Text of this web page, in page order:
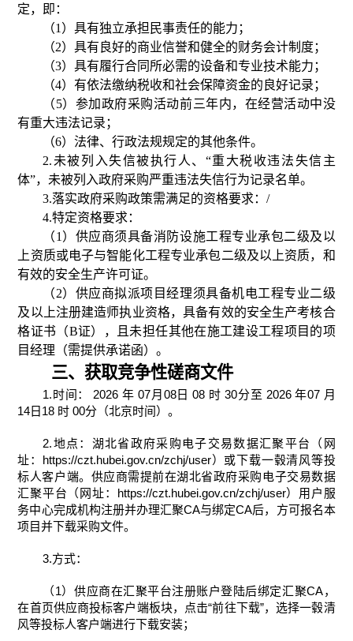
定，即：
（1 ）具有独立承担民事责任的能力；
（2）具有良好的商业信誉和健全的财务会计制度；
（3）具有履行合同所必需的设备和专业技术能力；
（4）有依法缴纳税收和社会保障资金的良好记录；
（5）参加政府采购活动前三年内，在经营活动中没
有重大违法记录；
（6）法律、行政法规规定的其他条件。
2. 未被列入失信被执行人、“重大税收违法失信主
体”，未被列入政府采购严重违法失信行为记录名单。
3.落实政府采购政策需满足的资格要求：/
4.特定资格要求：
（1 ）供应商须具备消防设施工程专业承包二级及以
上资质或电子与智能化工程专业承包二级及以上资质，和
有效的安全生产许可证。
（2）供应商拟派项目经理须具备机电工程专业二级
及以上注册建造师执业资格，具备有效的安全生产考核合
格证书（B证），且未担任其他在施工建设工程项目的项
目经理（需提供承诺函）。
三、获取竞争性磋商文件
1.时间： 2026年 07月 08日 08 时 30分至 2026年07 月
14日 18 时 00分（北京时间）。
2.地点：湖北省政府采购电子交易数据汇聚平台（网
址： https://czt.hubei.gov.cn/zchj/user）或下载一毂清风等投
标人客户端。供应商需提前在湖北省政府采购电子交易数据
汇聚平台（网址： https://czt.hubei.gov.cn/zchj/user）用户服
务中心完成机构注册并办理汇聚CA与绑定CA后，方可报名本
项目并下载采购文件。
3.方式：
（1）供应商在汇聚平台注册账户登陆后绑定汇聚CA，
在首页供应商投标客户端板块，点击“前往下载”，选择一毂清
风等投标人客户端进行下载安装；